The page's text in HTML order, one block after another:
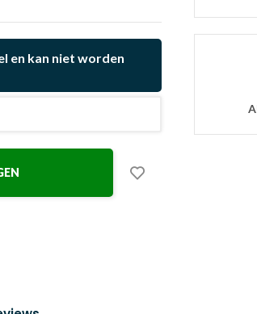
en kan niet worden